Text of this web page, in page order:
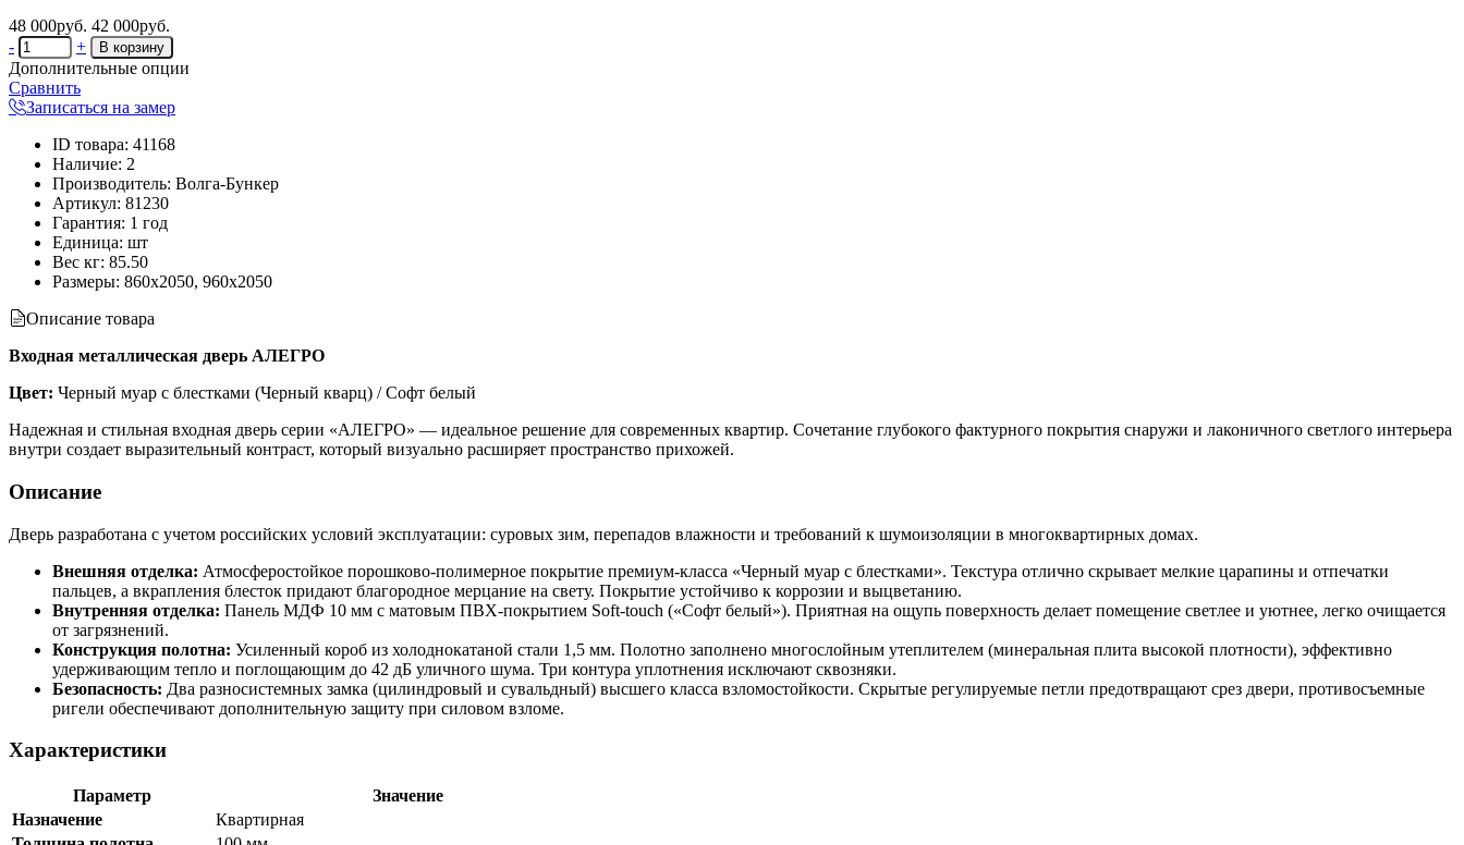
48 000руб. 42 000руб.
-
+
Дополнительные опции
Сравнить
Записаться на замер
ID товара: 41168
Наличие: 2
Производитель: Волга-Бункер
Артикул: 81230
Гарантия: 1 год
Единица: шт
Вес кг: 85.50
Размеры: 860х2050, 960х2050
Описание товара
Входная металлическая дверь АЛЕГРО
Цвет: Черный муар с блестками (Черный кварц) / Софт белый
Надежная и стильная входная дверь серии «АЛЕГРО» — идеальное решение для современных квартир. Сочетание глубокого фактурного покрытия снаружи и лаконичного светлого интерьера
внутри создает выразительный контраст, который визуально расширяет пространство прихожей.
Описание
Дверь разработана с учетом российских условий эксплуатации: суровых зим, перепадов влажности и требований к шумоизоляции в многоквартирных домах.
Внешняя отделка: Атмосферостойкое порошково-полимерное покрытие премиум-класса «Черный муар с блестками». Текстура отлично скрывает мелкие царапины и отпечатки
пальцев, а вкрапления блесток придают благородное мерцание на свету. Покрытие устойчиво к коррозии и выцветанию.
Внутренняя отделка: Панель МДФ 10 мм с матовым ПВХ-покрытием Soft-touch («Софт белый»). Приятная на ощупь поверхность делает помещение светлее и уютнее, легко очищается
от загрязнений.
Конструкция полотна: Усиленный короб из холоднокатаной стали 1,5 мм. Полотно заполнено многослойным утеплителем (минеральная плита высокой плотности), эффективно
удерживающим тепло и поглощающим до 42 дБ уличного шума. Три контура уплотнения исключают сквозняки.
Безопасность: Два разносистемных замка (цилиндровый и сувальдный) высшего класса взломостойкости. Скрытые регулируемые петли предотвращают срез двери, противосъемные
ригели обеспечивают дополнительную защиту при силовом взломе.
Характеристики
Параметр
Значение
Назначение
Квартирная